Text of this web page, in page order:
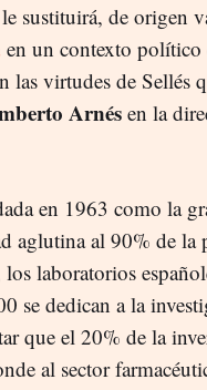
sustituirá, de origen
en un contexto
las virtudes de Sellés
Arnés en la
en 1963 como la
aglutina al 90% de la
laboratorios
se dedican a la
que el 20% de la
al sector